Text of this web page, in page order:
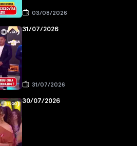
03/08/2026
31/07/2026
31/07/2026
30/07/2026